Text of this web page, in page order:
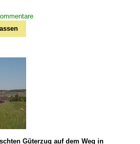
Güterzug auf dem Weg in